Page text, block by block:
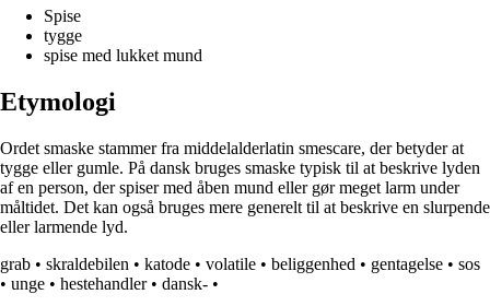
Spise
tygge
spise med lukket mund
Etymologi
Ordet smaske stammer fra middelalderlatin smescare, der betyder at
tygge eller gumle. På dansk bruges smaske typisk til at beskrive lyden
af en person, der spiser med åben mund eller gør meget larm under
måltidet. Det kan også bruges mere generelt til at beskrive en slurpende
eller larmende lyd.
grab • skraldebilen • katode • volatile • beliggenhed • gentagelse • sos
• unge • hestehandler• dansk- •